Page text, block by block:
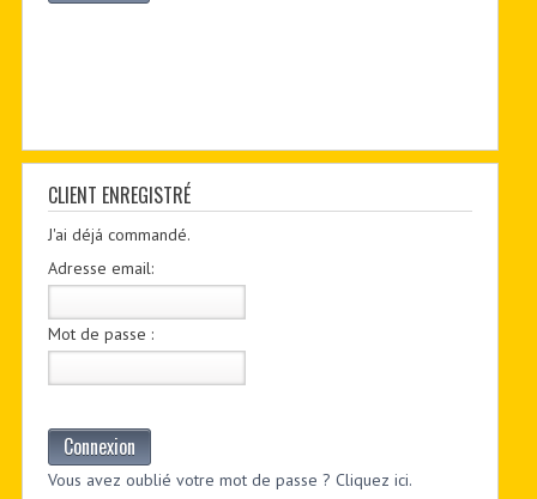
CLIENT ENREGISTRÉ
J'ai déjá commandé.
Adresse email:
Mot de passe :
Connexion
Vous avez oublié votre mot de passe ? Cliquez ici.